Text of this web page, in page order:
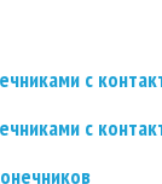
с
с